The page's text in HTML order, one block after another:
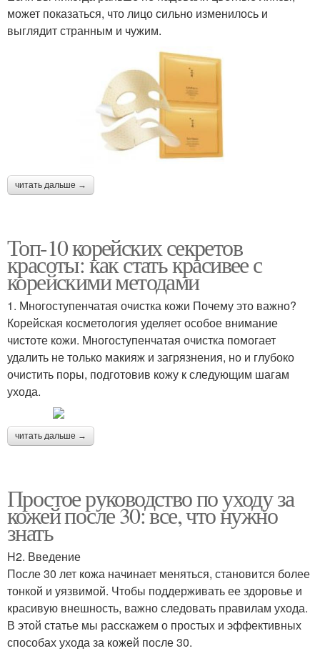
может показаться, что лицо сильно изменилось и
выглядит странным и чужим.
читать дальше →
Топ-10 корейских секретов
красоты: как стать красивее с
корейскими методами
1. Многоступенчатая очистка кожи Почему это важно?
Корейская косметология уделяет особое внимание
чистоте кожи. Многоступенчатая очистка помогает
удалить не только макияж и загрязнения, но и глубоко
очистить поры, подготовив кожу к следующим шагам
ухода.
читать дальше →
Простое руководство по уходу за
кожей после 30: все, что нужно
знать
H2. Введение
После 30 лет кожа начинает меняться, становится более
тонкой и уязвимой. Чтобы поддерживать ее здоровье и
красивую внешность, важно следовать правилам ухода.
В этой статье мы расскажем о простых и эффективных
способах ухода за кожей после 30.